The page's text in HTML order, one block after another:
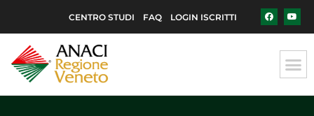
CENTRO STUDI FAQ LOGIN ISCRITTI